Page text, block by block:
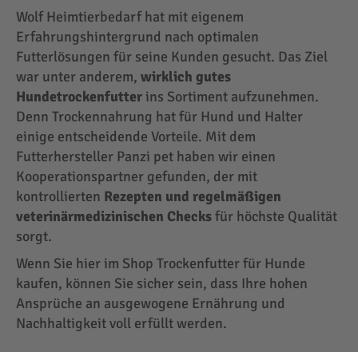
Wolf Heimtierbedarf hat mit eigenem
Erfahrungshintergrund nach optimalen
Futterlösungen für seine Kunden gesucht. Das Ziel
war unter anderem, wirklich gutes
Hundetrockenfutter ins Sortiment aufzunehmen.
Denn Trockennahrung hat für Hund und Halter
einige entscheidende Vorteile. Mit dem
Futterhersteller Panzi pet haben wir einen
Kooperationspartner gefunden, der mit
kontrollierten Rezepten und regelmäßigen
veterinärmedizinischen Checksfür höchste Qualität
sorgt.
Wenn Sie hier im Shop Trockenfutter für Hunde
kaufen, können Sie sicher sein, dass Ihre hohen
Ansprüche an ausgewogene Ernährung und
Nachhaltigkeit voll erfüllt werden.